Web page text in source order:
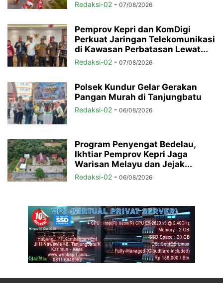
Redaksi-02 - 07/08/2026
Pemprov Kepri dan KomDigi
Perkuat Jaringan Telekomunikasi
di Kawasan Perbatasan Lewat...
Redaksi-02 - 07/08/2026
Polsek Kundur Gelar Gerakan
Pangan Murah di Tanjungbatu
Redaksi-02 - 06/08/2026
Program Penyengat Bedelau,
Ikhtiar Pemprov Kepri Jaga
Warisan Melayu dan Jejak...
Redaksi-02 - 06/08/2026